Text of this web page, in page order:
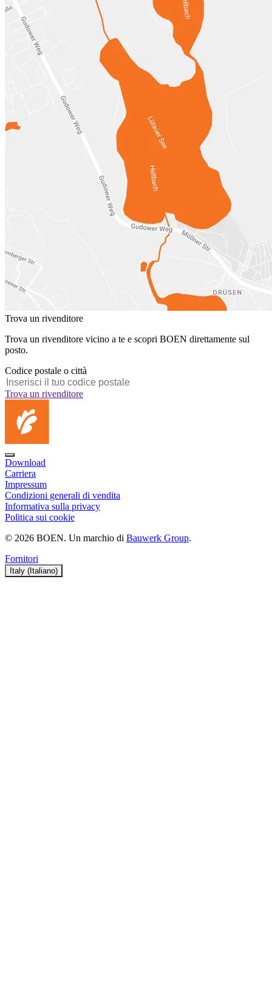
Trova un rivenditore
Trova un rivenditore vicino a te e scopri BOEN direttamente sul
posto.
Codice postale o città
Trova un rivenditore
Download
Carriera
Impressum
Condizioni generali di vendita
Informativa sulla privacy
Politica sui cookie
© 2026 BOEN. Un marchio di Bauwerk Group.
Fornitori
Italy (Italiano)